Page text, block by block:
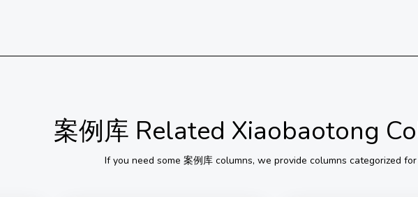
案例库 Related Xiaobaotong
If you need some 案例库columns, we provide columns categorized for